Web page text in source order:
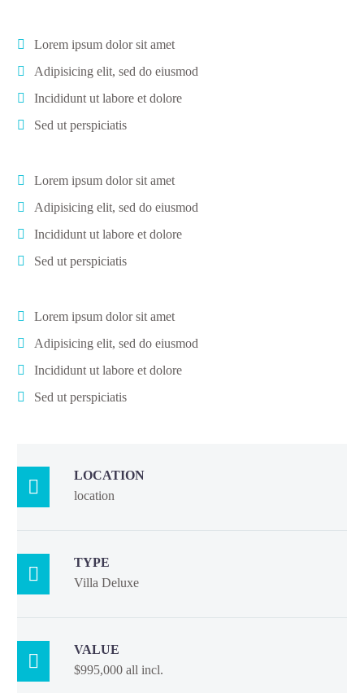
Lorem ipsum dolor sit amet
Adipisicing elit, sed do eiusmod
Incididunt ut labore et dolore
Sed ut perspiciatis
Lorem ipsum dolor sit amet
Adipisicing elit, sed do eiusmod
Incididunt ut labore et dolore
Sed ut perspiciatis
Lorem ipsum dolor sit amet
Adipisicing elit, sed do eiusmod
Incididunt ut labore et dolore
Sed ut perspiciatis

LOCATION
location

TYPE
Villa Deluxe

VALUE
$995,000 all incl.